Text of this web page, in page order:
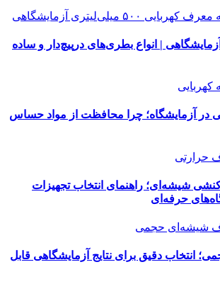
| انواع بطری‌های در‌پیچ‌دار و ساده
در آزمایشگاه؛ چرا محافظت از مواد حساس
شیشه‌ای؛ راهنمای انتخاب تجهیزات
حرفه‌ای
انتخاب دقیق برای نتایج آزمایشگاهی قابل